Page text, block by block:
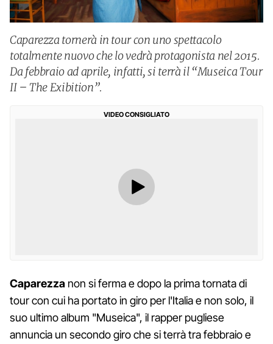
Caparezza tornerà in tour con uno spettacolo
totalmente nuovo che lo vedrà protagonista nel 2015.
Da febbraio ad aprile, infatti, si terrà il “Museica Tour
II – The Exibition”.
VIDEO CONSIGLIATO
Caparezza non si ferma e dopo la prima tornata di
tour con cui ha portato in giro per l'Italia e non solo, il
suo ultimo album "Museica", il rapper pugliese
annuncia un secondo giro che si terrà tra febbraio e